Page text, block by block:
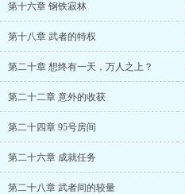
第十六章 钢铁寂林
第十八章 武者的特权
第二十章 想终有一天，万人之上？
第二十二章 意外的收获
第二十四章 95号房间
第二十六章 成就任务
第二十八章 武者间的较量